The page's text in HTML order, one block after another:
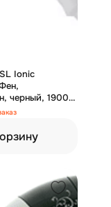
Ionic
черный, 1900